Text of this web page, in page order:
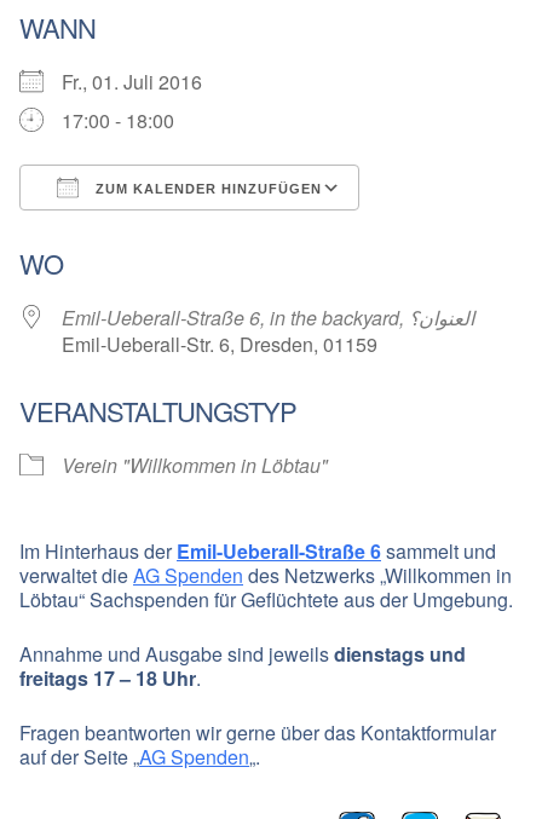
WANN
Fr., 01. Juli 2016
17:00 - 18:00
ZUM KALENDER HINZUFÜGEN
WO
Emil-Ueberall-Straße 6, in the backyard, العنوان؟
Emil-Ueberall-Str. 6, Dresden, 01159
VERANSTALTUNGSTYP
Verein "Willkommen in Löbtau"
Im Hinterhaus derEmil-Ueberall-Straße 6sammelt und
verwaltet dieAG Spenden des Netzwerks „Willkommen in
Löbtau“ Sachspenden für Geflüchtete aus der Umgebung.
Annahme und Ausgabe sind jeweilsdienstags und
freitags 17 – 18 Uhr.
Fragen beantworten wir gerne über das Kontaktformular
auf der Seite „AG Spenden„.